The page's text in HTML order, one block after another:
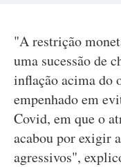
"A restrição
uma sucessão de
inflação acima do
empenhado em
Covid, em que o
acabou por exigir
agressivos",